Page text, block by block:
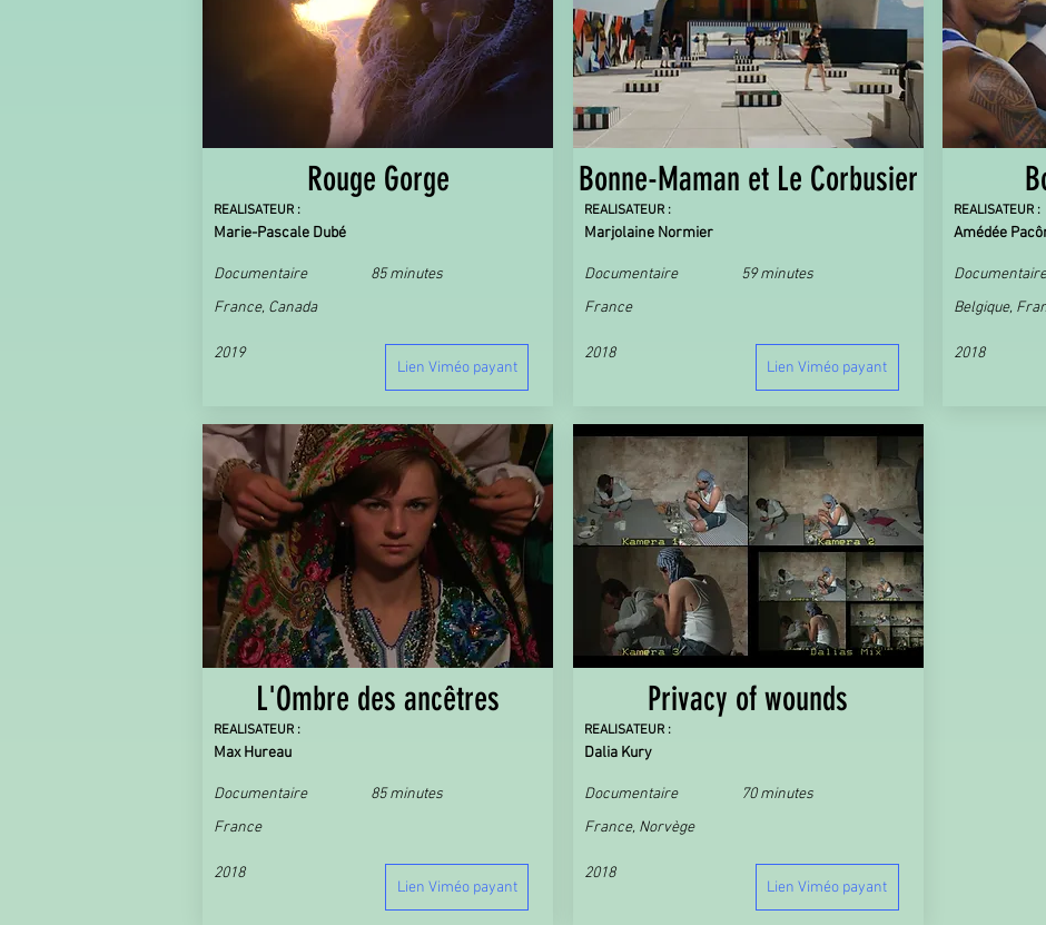
Rouge Gorge
REALISATEUR :
Marie-Pascale Dubé
Documentaire
85 minutes
France, Canada
2019
Lien Viméo payant
L'Ombre des ancêtres
REALISATEUR :
Max Hureau
Documentaire
85 minutes
France
2018
Lien Viméo payant
Bonne-Maman et Le Corbusier
REALISATEUR :
Marjolaine Normier
Documentaire
59 minutes
France
2018
Lien Viméo payant
Privacy of wounds
REALISATEUR :
Dalia Kury
Documentaire
70 minutes
France, Norvège
2018
Lien Viméo payant
REALISATEUR :
Amédée
Documentaire
Belgique,
2018